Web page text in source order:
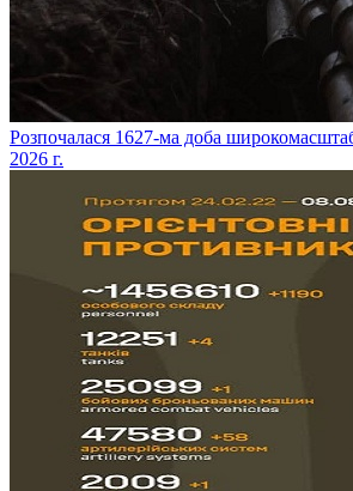
​Розпочалася 1627-ма доба
2026 г.